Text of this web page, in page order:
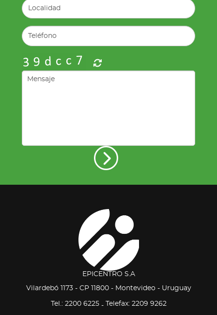
EPICENTRO S.A
Vilardebó 1173 - CP 11800 - Montevideo - Uruguay
Tel.: 2200 6225- Telefax: 2209 9262